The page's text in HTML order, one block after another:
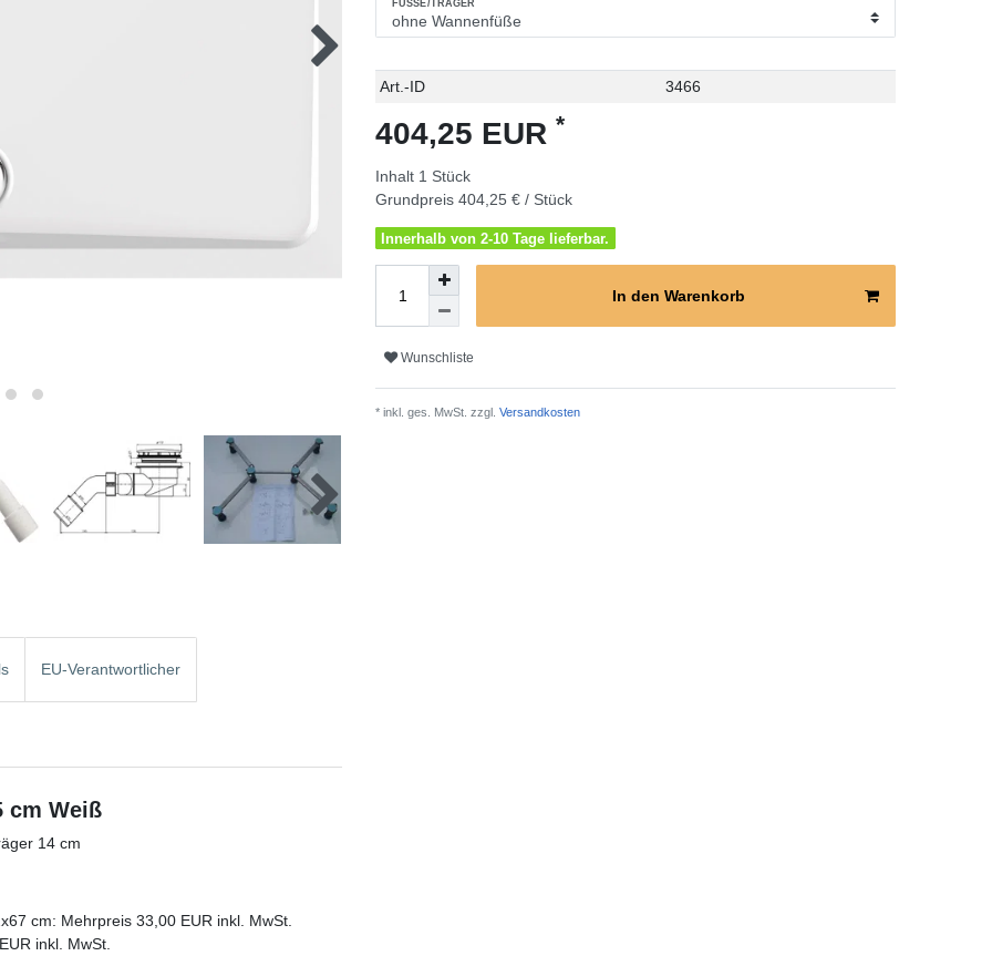
FÜSSE/TRÄGER
Technisches
Wert
Art.-ID 3466
404,25 EUR *
Inhalt 1 Stück
Grundpreis 404,25 € / Stück
Innerhalb von 2-10 Tage lieferbar.
In den Warenkorb
Wunschliste
* inkl. ges. MwSt. zzgl. Versandkosten
EU-Verantwortlicher
cm Weiß
14 cm
cm: Mehrpreis 33,00 EUR inkl. MwSt.
inkl. MwSt.